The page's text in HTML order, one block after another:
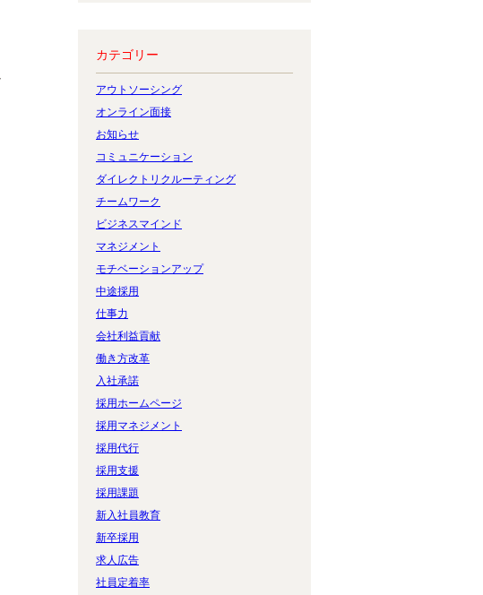
カテゴリー
アウトソーシング
オンライン面接
お知らせ
コミュニケーション
ダイレクトリクルーティング
チームワーク
ビジネスマインド
マネジメント
モチベーションアップ
中途採用
仕事力
会社利益貢献
働き方改革
入社承諾
採用ホームページ
採用マネジメント
採用代行
採用支援
採用課題
新入社員教育
新卒採用
求人広告
社員定着率